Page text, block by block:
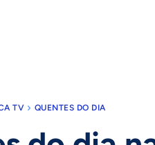
TV QUENTES DO DIA